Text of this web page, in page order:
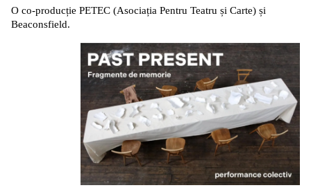
O co-producție PETEC (Asociația Pentru Teatru și Carte) și
Beaconsfield.